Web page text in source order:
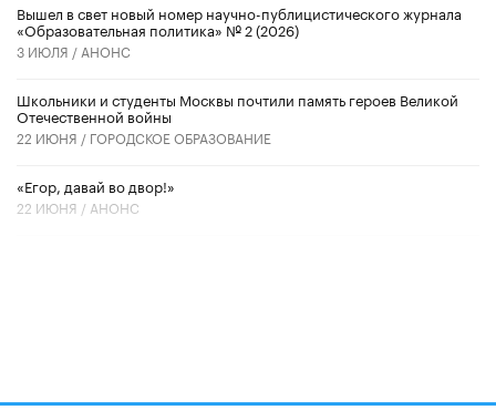
Вышел в свет новый номер научно-публицистического журнала
«Образовательная политика» № 2 (2026)
3 ИЮЛЯ / АНОНС
Школьники и студенты Москвы почтили память героев Великой
Отечественной войны
22 ИЮНЯ / ГОРОДСКОЕ ОБРАЗОВАНИЕ
«Егор, давай во двор!»
22 ИЮНЯ / АНОНС